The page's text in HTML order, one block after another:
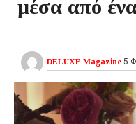
μέσα από
DELUXE Magazine 5